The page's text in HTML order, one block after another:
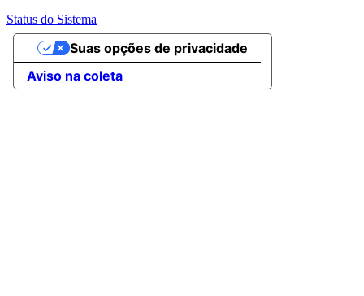
Status do Sistema
Aviso na coleta
Suas opções de privacidade